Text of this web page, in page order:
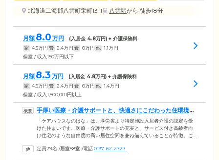
北海道二海郡八雲町栄町13-1
八雲駅から 徒歩18分
月額 8.0 万円 (入居金 4.8万円) + 介護保険料
家 4.5万円 管 2.4万円 食 0万円 他 1.1万円
個室 / 収入150万円以下
月額 8.3 万円 (入居金 4.8万円) + 介護保険料
家 4.5万円 管 2.4万円 食 0万円 他 1.4万円
個室 / 収入1,500,001円以上
手厚い医療・介護サポートと、快適さにこだわった住環境を
両立しています
「ケアハウスなのはな」は、厚労省より特定施設入居者介護の認定を受
けた住まいです。医療・介護サポートの充実と、サービス付き高齢者向
け住宅のような自由度の高い居住空間を兼ね備えていることが特徴。ご
「自立」の方から要介護5の認定を受けた方まで、幅広い方々にご入居い
定員29名 /居室58室 /電話0137-62-2727